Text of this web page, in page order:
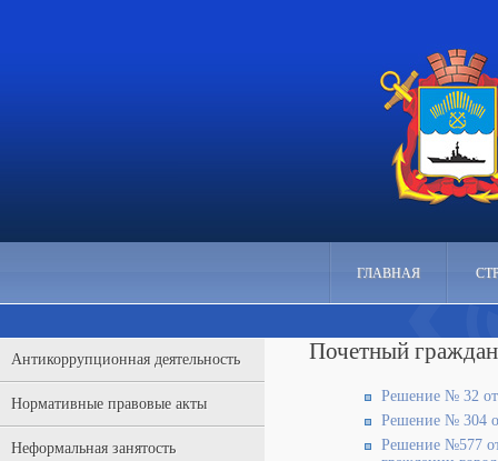
ГЛАВНАЯ
Антикоррупционная деятельность
Нормативные правовые акты
Неформальная занятость
Почетный
Решение № 32 от
Решение № 304
Решение №577